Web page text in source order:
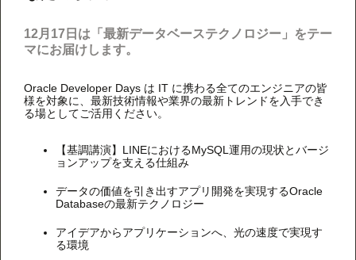
12月17日は「最新データベーステクノロジー」をテー
マにお届けします。
Oracle Developer Days は IT に携わる全てのエンジニアの皆
様を対象に、最新技術情報や業界の最新トレンドを入手でき
る場としてご活用ください。
【基調講演】LINEにおけるMySQL運用の現状とバージ
ョンアップを支える仕組み
データの価値を引き出すアプリ開発を実現するOracle
Databaseの最新テクノロジー
アイデアからアプリケーションへ、光の速度で実現す
る環境